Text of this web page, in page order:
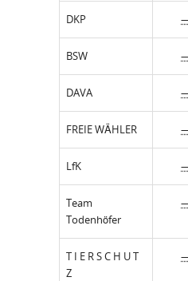
DKP
BSW
DAVA
FREIE WÄHLER
LfK
Team
Todenhöfer
T I E R S C H U T
Z